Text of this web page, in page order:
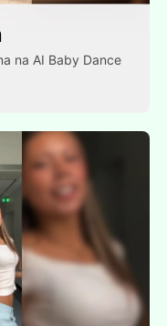
na AI Baby Dance